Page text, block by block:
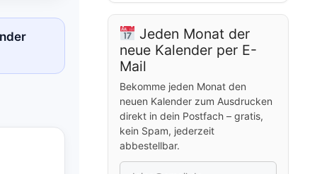
Jeden Monat der
neue Kalender per E-
Mail
Bekomme jeden Monat den
neuen Kalender zum Ausdrucken
direkt in dein Postfach – gratis,
kein Spam, jederzeit
abbestellbar.